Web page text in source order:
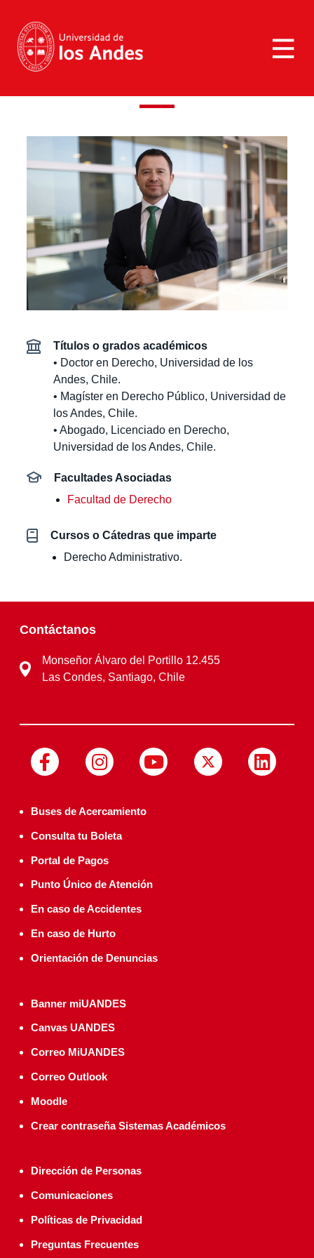
Estudiantes Alumni Académicos
Títulos o grados académicos
• Doctor en Derecho, Universidad de los
Andes, Chile.
• Magíster en Derecho Público, Universidad de
los Andes, Chile.
• Abogado, Licenciado en Derecho,
Universidad de los Andes, Chile.
Facultades Asociadas
Facultad de Derecho
Cursos o Cátedras que imparte
Derecho Administrativo.
Contáctanos
Monseñor Álvaro del Portillo 12.455
Las Condes, Santiago, Chile
Buses de Acercamiento
Consulta tu Boleta
Portal de Pagos
Punto Único de Atención
En caso de Accidentes
En caso de Hurto
Orientación de Denuncias
Banner miUANDES
Canvas UANDES
Correo MiUANDES
Correo Outlook
Moodle
Crear contraseña Sistemas Académicos
Dirección de Personas
Comunicaciones
Políticas de Privacidad
Preguntas Frecuentes